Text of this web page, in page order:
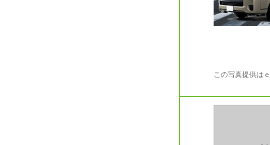
この写真提供は